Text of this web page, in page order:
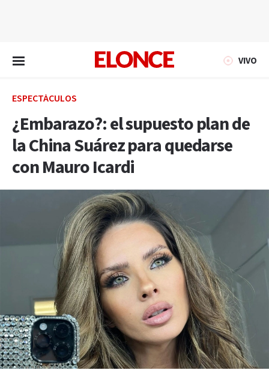
VIVO
ESPECTÁCULOS
¿Embarazo?: el supuesto plan de
la China Suárez para quedarse
con Mauro Icardi